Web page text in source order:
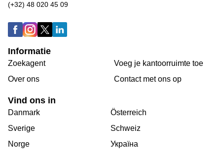
(+32) 48 020 45 09
Informatie
Zoekagent
Over ons
Voeg je kantoorruimte toe
Сontact met ons op
Vind ons in
Danmark
Sverige
Norge
Österreich
Schweiz
Україна